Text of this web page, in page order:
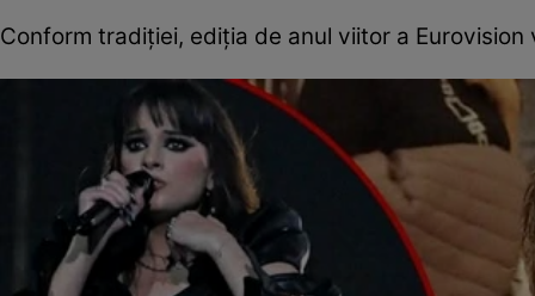
Conform tradiției, ediția de anul viitor a Eurovision